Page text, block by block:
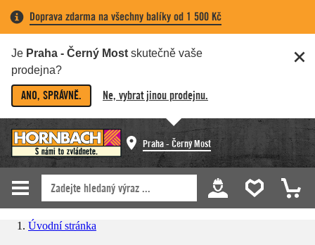
Doprava zdarma na všechny balíky od 1 500 Kč
Je Praha - Černý Most skutečně vaše
prodejna?
ANO, SPRÁVNĚ. Ne, vybrat jinou prodejnu.
Praha - Černý Most
Úvodní stránka